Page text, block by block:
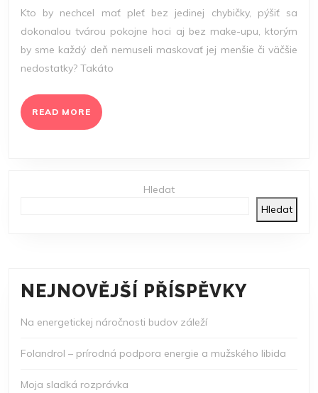
ZÁZRAK
MENOM
SONICKÁ
ŠPACHTĽA
Kto by nechcel mať pleť bez jedinej chybičky, pýšiť sa
dokonalou tvárou pokojne hoci aj bez make-upu, ktorým
by sme každý deň nemuseli maskovať jej menšie či väčšie
nedostatky? Takáto
READ MORE READ
MORE
Hledat
Hledat
NEJNOVĚJŠÍ PŘÍSPĚVKY
Na energetickej náročnosti budov záleží
Folandrol – prírodná podpora energie a mužského libida
Moja sladká rozprávka